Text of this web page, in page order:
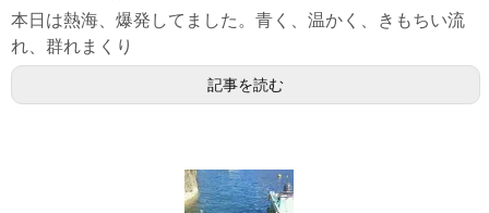
本日は熱海、爆発してました。青く、温かく、きもちい流
れ、群れまくり
記事を読む